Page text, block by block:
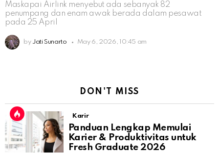
Maskapai Airlink menyebut ada sebanyak 82
penumpang dan enam awak berada dalam pesawat
pada 25 April
by Jati Sunarto May 6, 2026, 10:45 am
DON'T MISS
Karir
Panduan Lengkap Memulai
Karier & Produktivitas untuk
Fresh Graduate 2026